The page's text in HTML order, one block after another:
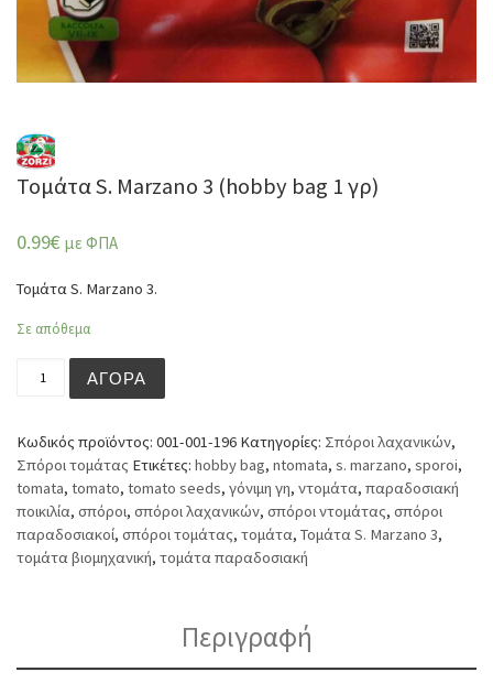
Τομάτα S. Marzano 3 (hobby bag 1 γρ)
0.99€ με ΦΠΑ
Τομάτα S. Marzano 3.
Σε απόθεμα
ΑΓΟΡΆ
Κωδικός προϊόντος: 001-001-196 Κατηγορίες: Σπόροι λαχανικών,
Σπόροι τομάτας Ετικέτες: hobby bag, ntomata, s. marzano, sporoi,
tomata, tomato, tomato seeds, γόνιμη γη, ντομάτα, παραδοσιακή
ποικιλία, σπόροι, σπόροι λαχανικών, σπόροι ντομάτας, σπόροι
παραδοσιακοί, σπόροι τομάτας, τομάτα, Τομάτα S. Marzano 3,
τομάτα βιομηχανική, τομάτα παραδοσιακή
Περιγραφή